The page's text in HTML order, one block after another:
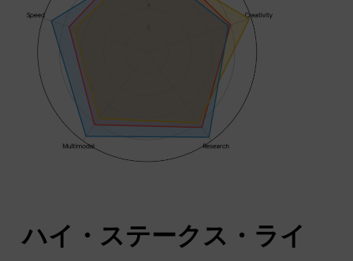
ハイ・ステークス・ライ